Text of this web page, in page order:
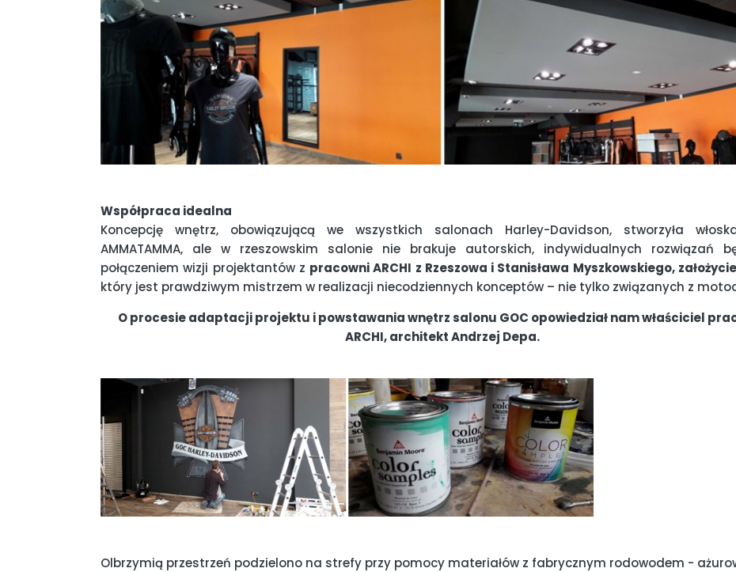
Współpraca idealna
Koncepcję wnętrz, obowiązującą we wszystkich salonach Harley-Davidson, stworzyła
AMMATAMMA, ale w rzeszowskim salonie nie brakuje autorskich, indywidualnych rozwiązań
połączeniem wizji projektantów z pracowni ARCHI z Rzeszowa i Stanisława Myszkowskiego,
który jest prawdziwym mistrzem w realizacji niecodziennych konceptów – nie tylko związanych z
O procesie adaptacji projektu i powstawania wnętrz salonu GOC opowiedział nam właściciel
ARCHI, architekt Andrzej Depa.
Olbrzymią przestrzeń podzielono na strefy przy pomocy materiałów z fabrycznym rodowodem -